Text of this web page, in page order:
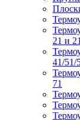
21 и
41/51/
71